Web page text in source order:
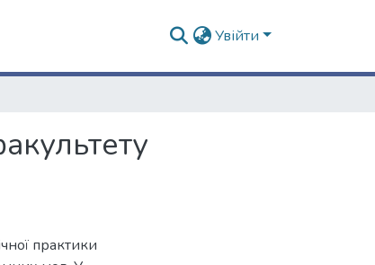
Увійти
практики